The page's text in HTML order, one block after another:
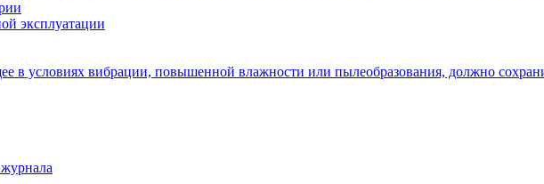
эксплуатации
в условиях вибрации, повышенной влажности или пылеобразования, должно